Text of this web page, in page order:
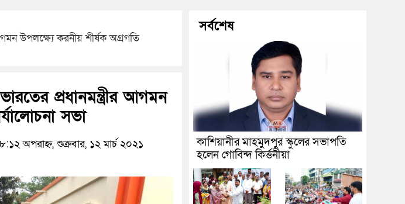
উপলক্ষ্যে করনীয় শীর্ষক অগ্রগতি
প্রধানমন্ত্রীর আগমন
সভা
অপরাহ্ন, শুক্রবার, ১২ মার্চ ২০২১
সর্বশেষ
কাশিয়ানীর মাহমুদপুর স্কুলের সভাপতি
হলেন গোবিন্দ কির্ত্তনীয়া